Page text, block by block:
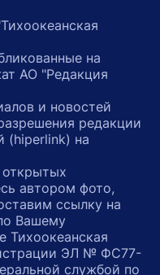
на
АО "Редакция
и новостей
редакции
(hiperlink) на
автором фото,
ссылку на
Вашему
Тихоокеанская
ЭЛ № ФС77-
службой по